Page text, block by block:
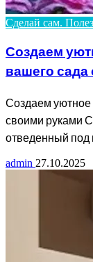
Сделай сам.
Создаем
вашего
Создаем уютное
своими руками
отведенный под
admin 27.10.2025